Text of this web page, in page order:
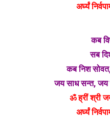
अर्घ्यं
कब
सब
कब निश
जय साध सन्त,
ॐ ह्रीं श्री
अर्घ्यं